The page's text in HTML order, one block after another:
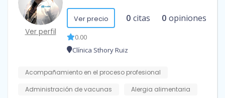
Ver perfil
Ver precio 0 citas 0 opiniones
0.00
Clínica Sthory Ruiz
Acompañamiento en el proceso profesional
Administración de vacunas
Alergia alimentaria